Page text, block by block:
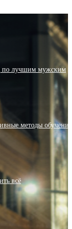
по лучшим мужским
методы
всё